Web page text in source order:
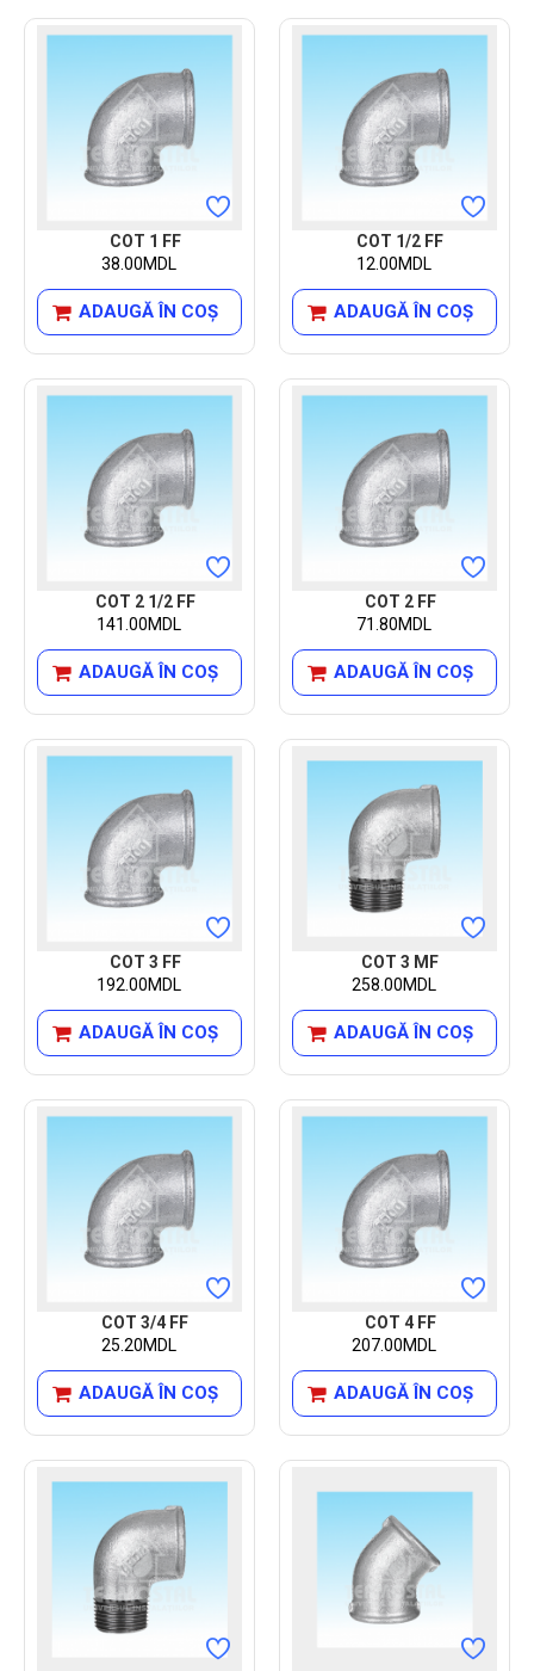
COT 1 FF
38.00MDL
ADAUGĂ ÎN COŞ
COT 1/2 FF
12.00MDL
ADAUGĂ ÎN COŞ
COT 2 1/2 FF
141.00MDL
ADAUGĂ ÎN COŞ
COT 2 FF
71.80MDL
ADAUGĂ ÎN COŞ
COT 3 FF
192.00MDL
ADAUGĂ ÎN COŞ
COT 3 MF
258.00MDL
ADAUGĂ ÎN COŞ
COT 3/4 FF
25.20MDL
ADAUGĂ ÎN COŞ
COT 4 FF
207.00MDL
ADAUGĂ ÎN COŞ